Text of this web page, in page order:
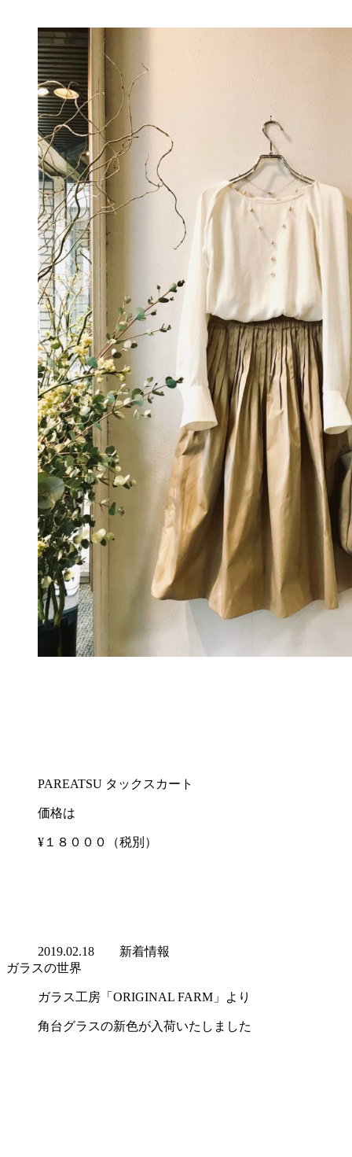
PAREATSU タックスカート
価格は
¥１８０００（税別）
2019.02.18 新着情報
ガラスの世界
ガラス工房「ORIGINAL FARM」より
角台グラスの新色が入荷いたしました